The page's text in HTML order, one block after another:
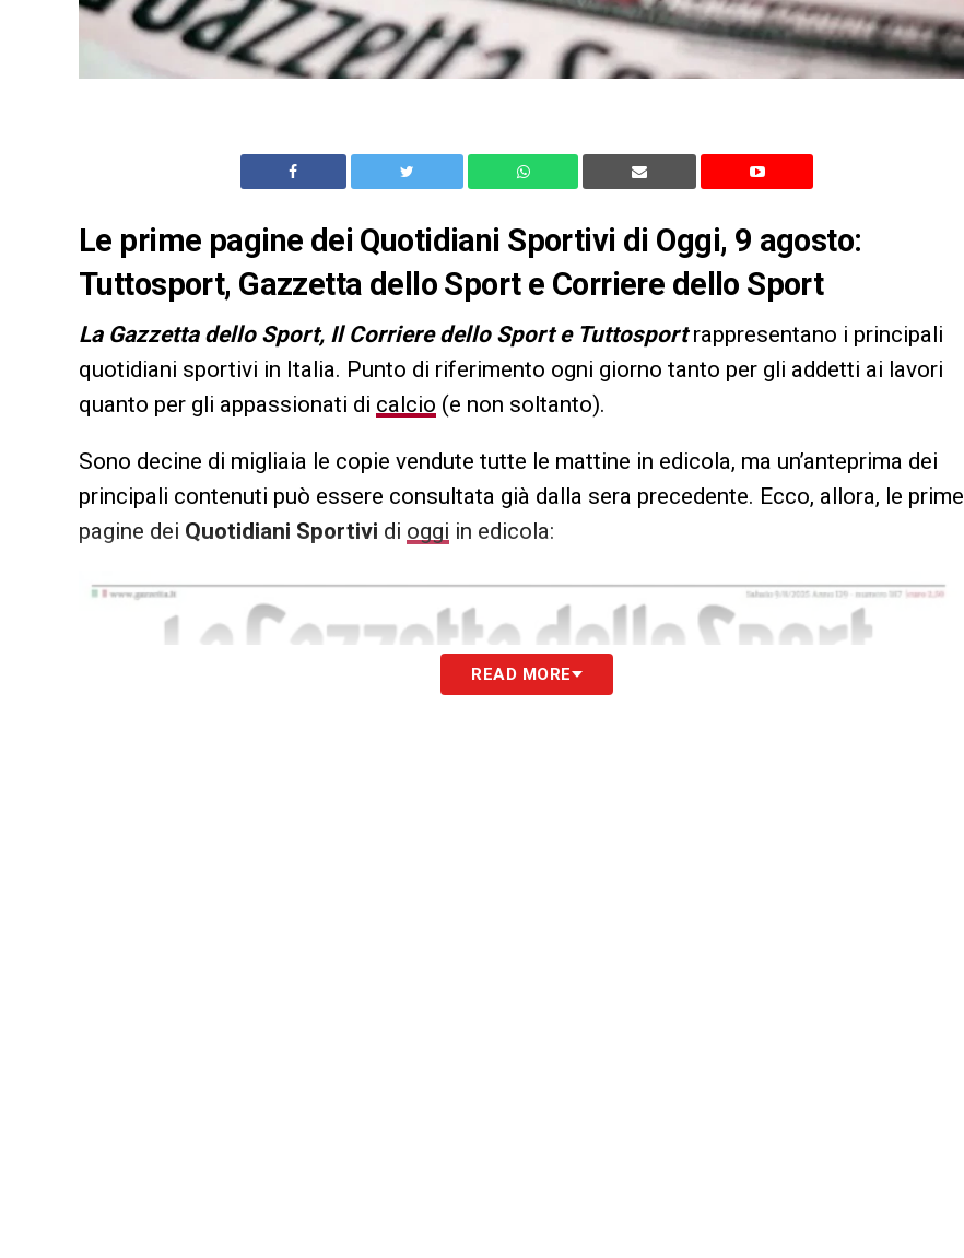
Le prime pagine dei Quotidiani Sportivi di Oggi, 9 agosto:
Tuttosport, Gazzetta dello Sport e Corriere dello Sport
La Gazzetta dello Sport, Il Corriere dello Sport e Tuttosportrappresentano i principali
quotidiani sportivi in Italia. Punto di riferimento ogni giorno tanto per gli addetti ai lavori
quanto per gli appassionati di calcio (e non soltanto).
Sono decine di migliaia le copie vendute tutte le mattine in edicola, ma un’anteprima dei
principali contenuti può essere consultata già dalla sera precedente. Ecco, allora, le prime
pagine dei Quotidiani Sportivi di oggi in edicola:
READ MORE